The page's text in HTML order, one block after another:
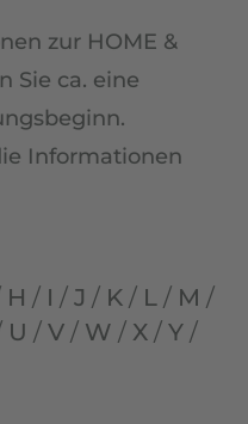
zur HOME &
Sie ca. eine
Informationen
H / I / J / K / L / M /
U / V / W / X / Y /